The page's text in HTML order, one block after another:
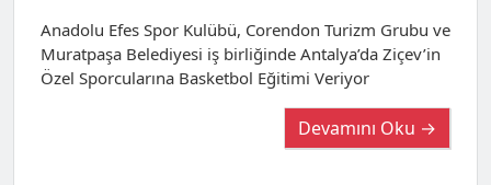
Anadolu Efes Spor Kulübü, Corendon Turizm Grubu ve
Muratpaşa Belediyesi iş birliğinde Antalya’da Ziçev’in
Özel Sporcularına Basketbol Eğitimi Veriyor
Devamını Oku →